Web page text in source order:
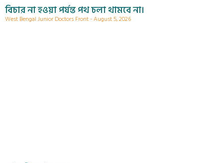
বিচার না হওয়া পর্যন্ত পথ চলা থামবে না।
West Bengal Junior Doctors Front August 5, 2026